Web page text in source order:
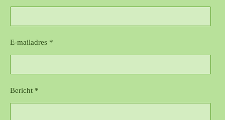
E-mailadres *
Bericht *